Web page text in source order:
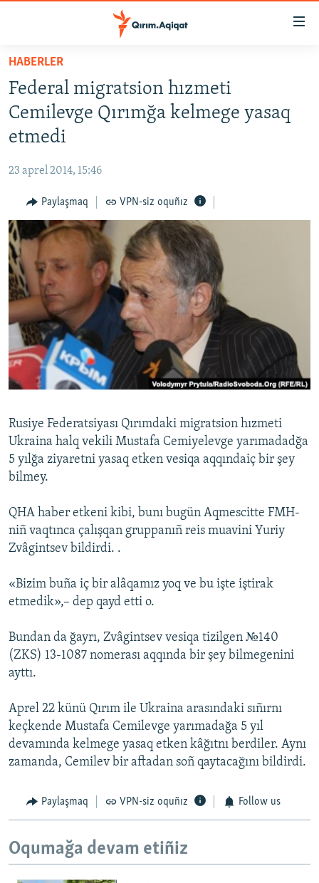
Esas
qaytmaq
Baş
navigatsiyağa
qaytmaq
Qıdıruvğa
qaytmaq
HABERLER
SİYASET
İQTİSADİYAT
MEDENİYET
İNSAN AQLARI
VİDEO
SÜRET
BLOGLAR
FİKİR
Русский
Українською
RFE/RS bütün saytları
HABERLER
Federal migratsion hızmeti
Cemilevge Qırımğa kelmege yasaq
etmedi
23 aprel 2014, 15:46
Paylaşmaq VPN-siz oquñız
Rusiye Federatsiyası Qırımdaki migratsion hızmeti
Ukraina halq vekili Mustafa Cemiyelevge yarımadadğa
5 yılğa ziyaretni yasaq etken vesiqa aqqındaiç bir şey
bilmey.
QHA haber etkeni kibi, bunı bugün Aqmescitte FMH-
niñ vaqtınca çalışqan gruppanıñ reis muavini Yuriy
Zvâgintsev bildirdi. .
«Bizim buña iç bir alâqamız yoq ve bu işte iştirak
etmedik»,– dep qayd etti o.
Bundan da ğayrı, Zvâgintsev vesiqa tizilgen №140
(ZKS) 13-1087 nomerası aqqında bir şey bilmegenini
ayttı.
Aprel 22 künü Qırım ile Ukraina arasındaki sıñırnı
keçkende Mustafa Cemilevge yarımadağa 5 yıl
devamında kelmege yasaq etken kâğıtnı berdiler. Aynı
zamanda, Cemilev bir aftadan soñ qaytacağını bildirdi.
Paylaşmaq VPN-siz oquñız Follow us
Oqumağa devam etiñiz